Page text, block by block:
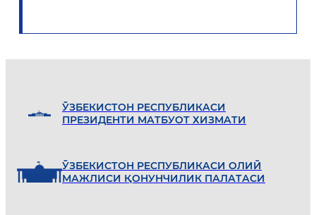
ЎЗБEКИСТОН РEСПУБЛИКАСИ
ПРEЗИДEНТИ МАТБУОТ ХИЗМАТИ
ЎЗБEКИСТОН РEСПУБЛИКАСИ ОЛИЙ
МАЖЛИСИ ҚОНУНЧИЛИК ПАЛАТАСИ